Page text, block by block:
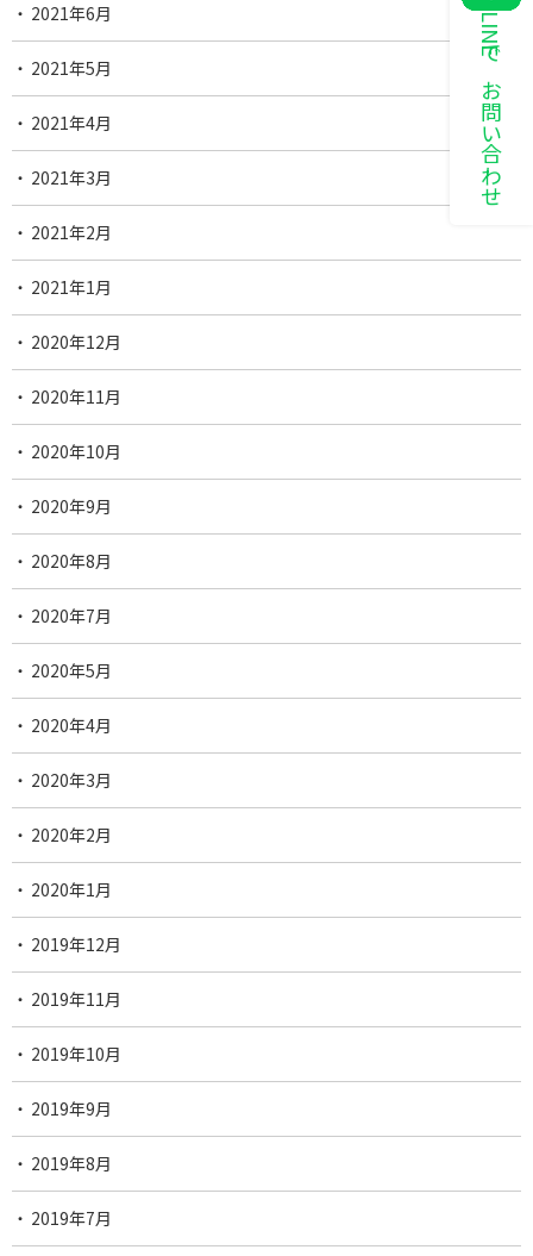
LINEでお問い合わせ
2021年6月
2021年5月
2021年4月
2021年3月
2021年2月
2021年1月
2020年12月
2020年11月
2020年10月
2020年9月
2020年8月
2020年7月
2020年5月
2020年4月
2020年3月
2020年2月
2020年1月
2019年12月
2019年11月
2019年10月
2019年9月
2019年8月
2019年7月